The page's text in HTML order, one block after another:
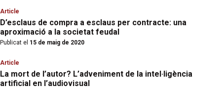
Article
D’esclaus de compra a esclaus per contracte: una
aproximació a la societat feudal
Publicat el 15 de maig de 2020
Article
La mort de l’autor? L’adveniment de la intel·ligència
artificial en l’audiovisual